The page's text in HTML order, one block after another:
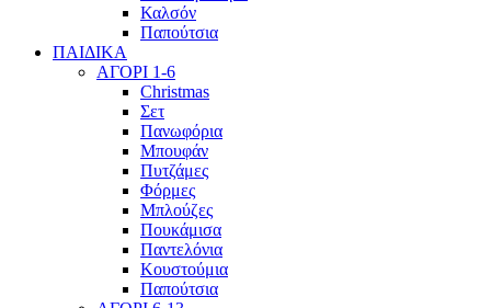
Καλσόν
Παπούτσια
ΠΑΙΔΙΚΑ
ΑΓΟΡΙ 1-6
Christmas
Σετ
Πανωφόρια
Μπουφάν
Πυτζάμες
Φόρμες
Μπλούζες
Πουκάμισα
Παντελόνια
Κουστούμια
Παπούτσια